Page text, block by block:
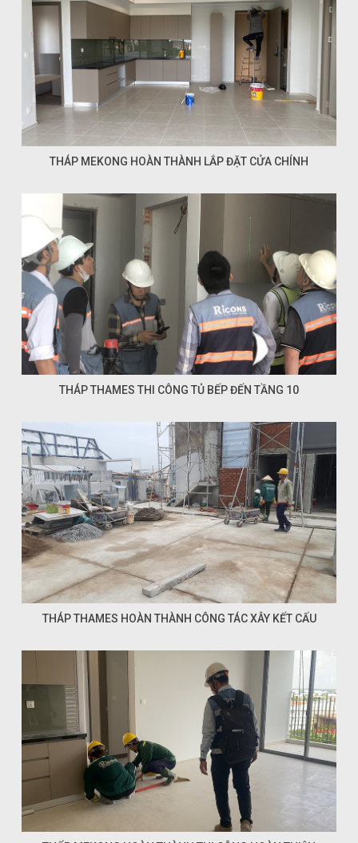
THÁP MEKONG HOÀN THÀNH LẮP ĐẶT CỬA CHÍNH
THÁP THAMES THI CÔNG TỦ BẾP ĐẾN TẦNG 10
THÁP THAMES HOÀN THÀNH CÔNG TÁC XÂY KẾT CẤU